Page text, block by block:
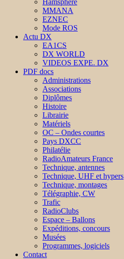
Hamsphère
MMANA
EZNEC
Mode ROS
Actu DX
EA1CS
DX WORLD
VIDEOS EXPE. DX
PDF docs
Administrations
Associations
Diplômes
Histoire
Librairie
Matériels
OC – Ondes courtes
Pays DXCC
Philatélie
RadioAmateurs France
Technique, antennes
Technique, UHF et hypers
Technique, montages
Télégraphie, CW
Trafic
RadioClubs
Espace – Ballons
Expéditions, concours
Musées
Programmes, logiciels
Contact